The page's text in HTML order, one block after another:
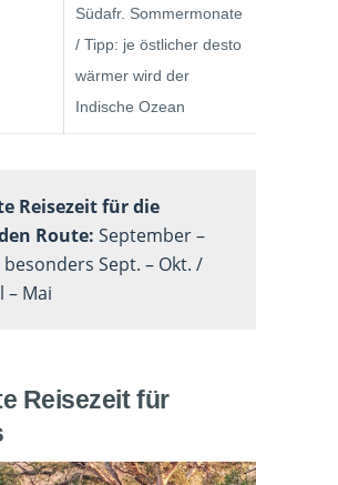
Südafr. Sommermonate
/ Tipp: je östlicher desto
wärmer wird der
Indische Ozean
Reisezeit für die
Route: September –
besonders Sept. – Okt. /
– Mai
Reisezeit für